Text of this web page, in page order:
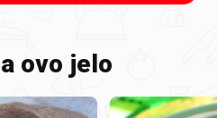
ovo jelo